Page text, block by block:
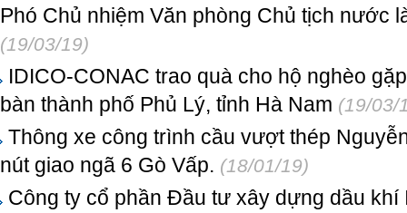
Phó Chủ nhiệm Văn phòng Chủ tịch nước
(19/03/19)
IDICO-CONAC trao quà cho hộ nghèo
bàn thành phố Phủ Lý, tỉnh Hà Nam (19/03/
Thông xe công trình cầu vượt thép
nút giao ngã 6 Gò Vấp. (18/01/19)
Công ty cổ phần Đầu tư xây dựng dầu khí